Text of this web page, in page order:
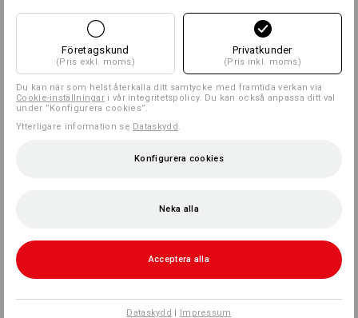
Företagskund
(Pris exkl. moms)
Privatkunder
(Pris inkl. moms)
Du kan när som helst återkalla ditt samtycke med framtida verkan via
Cookie-inställningar i vår integritetspolicy. Du kan också anpassa ditt val
under ”Konfigurera cookies”.
Ytterligare information se Dataskydd.
Konfigurera cookies
Neka alla
Acceptera alla
Dataskydd | Impressum